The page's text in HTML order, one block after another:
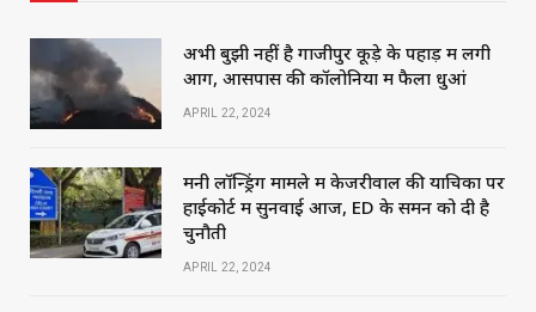
अभी बुझी नहीं है गाजीपुर कूड़े के पहाड़ में लगी
आग, आसपास की कॉलोनियों में फैला धुआं
APRIL 22, 2024
मनी लॉन्ड्रिंग मामले में केजरीवाल की याचिका पर
हाईकोर्ट में सुनवाई आज, ED के समन को दी है
चुनौती
APRIL 22, 2024